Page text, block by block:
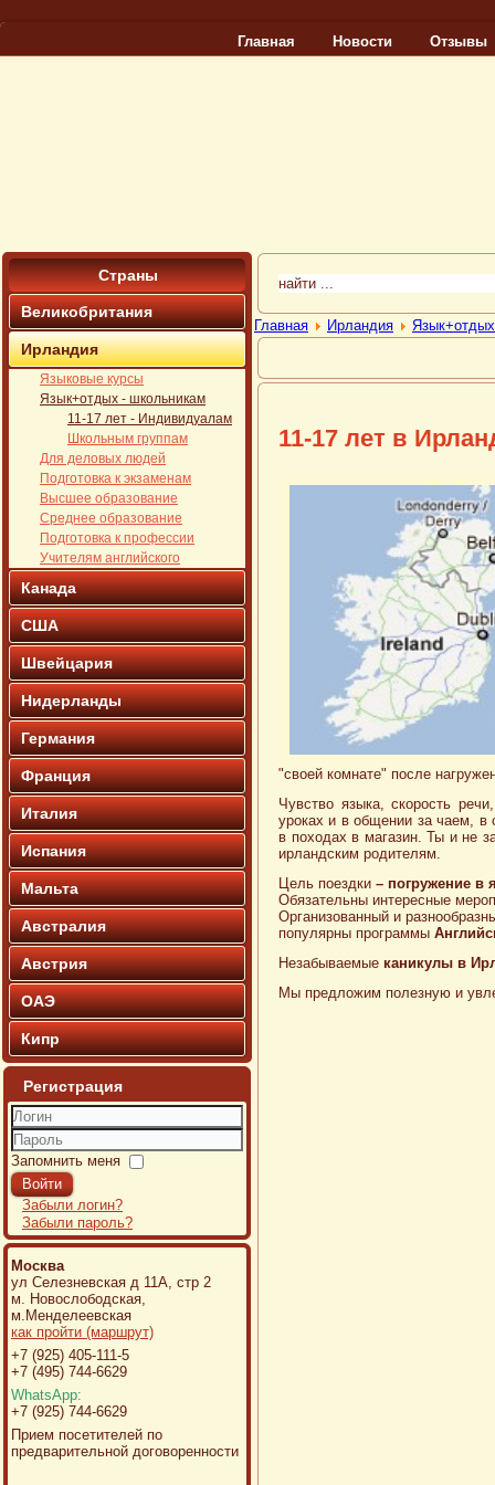
Главная Новости Отзывы
Страны
Великобритания
Ирландия
Языковые курсы
Язык+отдых - школьникам
11-17 лет - Индивидуалам
Школьным группам
Для деловых людей
Подготовка к экзаменам
Высшее образование
Среднее образование
Подготовка к профессии
Учителям английского
Канада
США
Швейцария
Нидерланды
Германия
Франция
Италия
Испания
Мальта
Австралия
Австрия
ОАЭ
Кипр
Регистрация
Логин
Пароль
Запомнить меня
Войти
Забыли логин?
Забыли пароль?
Москва
ул Селезневская д 11А, стр 2
м. Новослободская,
м.Менделеевская
как пройти (маршрут)
+7 (925) 405-111-5
+7 (495) 744-6629
WhatsApp:
+7 (925) 744-6629
Прием посетителей по
предварительной договоренности
Главная Ирландия
11-17 лет в
"своей комнате" после
Чувство языка, скорость
уроках и в общении за чаем, в
в походах в магазин. Ты и не
ирландским родителям.
Цель поездки – погружение в
Обязательны интересные
Организованный и
популярны программы
Незабываемые каникулы в
Мы предложим полезную и